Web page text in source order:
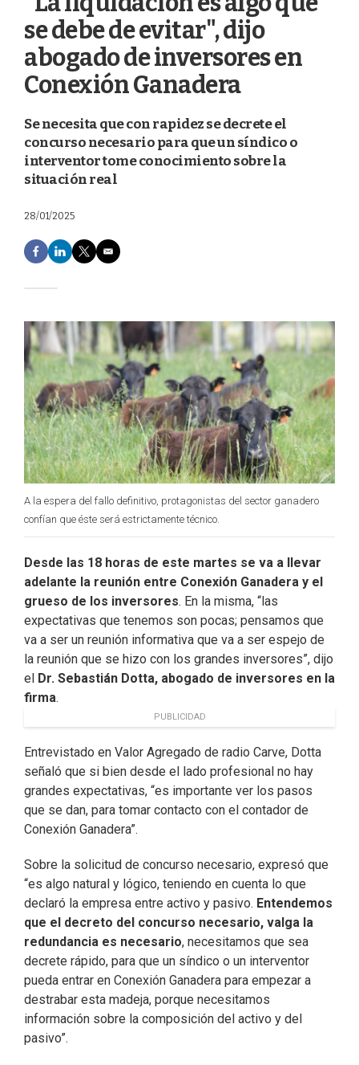
se debe de evitar", dijo
abogado de inversores en
Conexión Ganadera
Se necesita que con rapidez se decrete el
concurso necesario para que un síndico o
interventor tome conocimiento sobre la
situación real
28/01/2025
F
a
e
o
o
k
L
i
d
I
n
T
w
e
r
E
m
A la espera del fallo definitivo, protagonistas del sector ganadero
confían que éste será estrictamente técnico.
Desde las 18 horas de este martes se va a llevar
adelante la reunión entre Conexión Ganadera y el
grueso de los inversores. En la misma, “las
expectativas que tenemos son pocas; pensamos que
va a ser un reunión informativa que va a ser espejo de
la reunión que se hizo con los grandes inversores”, dijo
el
Dr. Sebastián Dotta, abogado de inversores en la
firma.
PUBLICIDAD
Entrevistado en Valor Agregado de radio Carve, Dotta
señaló que si bien desde el lado profesional no hay
grandes expectativas, “es importante ver los pasos
que se dan, para tomar contacto con el contador de
Conexión Ganadera”.
Sobre la solicitud de concurso necesario, expresó que
“es algo natural y lógico, teniendo en cuenta lo que
declaró la empresa entre activo y pasivo. Entendemos
que el decreto del concurso necesario, valga la
redundancia es necesario, necesitamos que sea
decrete rápido, para que un síndico o un interventor
pueda entrar en Conexión Ganadera para empezar a
destrabar esta madeja, porque necesitamos
información sobre la composición del activo y del
pasivo”.